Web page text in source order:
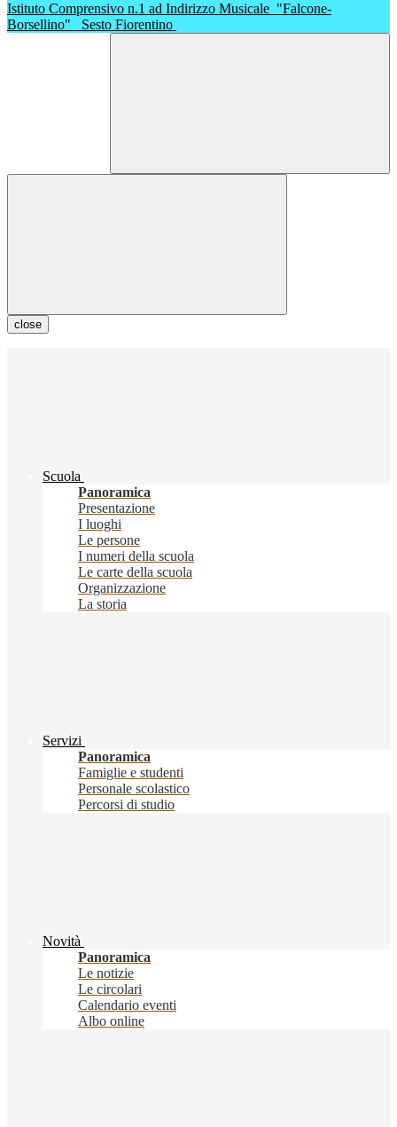
Istituto Comprensivo n.1 ad Indirizzo Musicale "Falcone-
Borsellino"
Sesto Fiorentino
close
Scuola
Panoramica
Presentazione
I luoghi
Le persone
I numeri della scuola
Le carte della scuola
Organizzazione
La storia
Servizi
Panoramica
Famiglie e studenti
Personale scolastico
Percorsi di studio
Novità
Panoramica
Le notizie
Le circolari
Calendario eventi
Albo online